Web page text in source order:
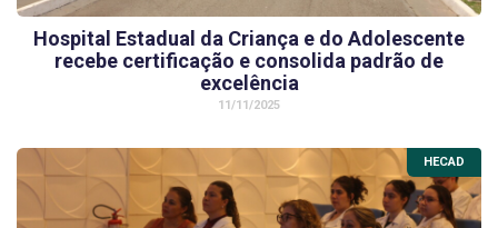
Hospital Estadual da Criança e do Adolescente
recebe certificação e consolida padrão de
excelência
11/11/2025
HECAD